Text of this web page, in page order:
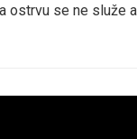
ostrvu se ne služe